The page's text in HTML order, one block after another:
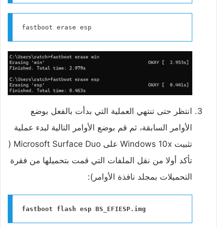
fastboot erase esp
‌انتظر حتى تنتهي العملية التي بدأت بالفعل بوضع
الأوامر السابقة، ثم قم بوضع الأوامر التالية لبدء عملية
تثبيت Windows 10x على Microsoft Surface Duo (
تأكد أولا من نقل الملفات التي قمت بتحميلها من فقرة
التحميلات بمجلد نافذة الأوامر):
fastboot flash esp BS_EFIESP.img